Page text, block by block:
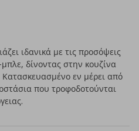
ιδανικά με τις προσόψεις
δίνοντας στην κουζίνα
Κατασκευασμένο εν μέρει από
που τροφοδοτούνται